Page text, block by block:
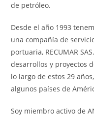
de petróleo.
Desde el año 1993
una compañía de
portuaria, RECUMAR
desarrollos y proyectos
lo largo de estos 29
algunos países de
Soy miembro activo de